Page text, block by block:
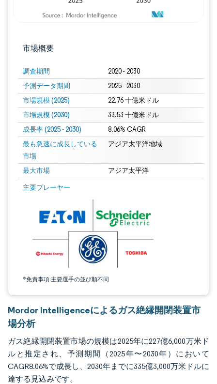
市場概要
調査期間 2020 - 2030
予測データ期間 2025 - 2030
市場規模 (2025) 22.76 十億米ドル
市場規模 (2030) 33.53 十億米ドル
成長率 (2025 - 2030) 8.06% CAGR
最も急速に成長している
市場
アジア太平洋地域
最大市場 アジア太平洋
主要プレーヤー
*免責事項:主要選手の並び順不同
画像 © Mordor Intelligence。再利用にはCC BY 4.0の表示が必要です。
Mordor Intelligenceによるガス絶縁開閉装置市
場分析
ガス絶縁開閉装置市場の規模は2025年に227億6,000万米ド
ルと推定され、予測期間（2025年〜2030年）において
CAGR8.06%で成長し、2030年までに335億3,000万米ドルに
達する見込みです。